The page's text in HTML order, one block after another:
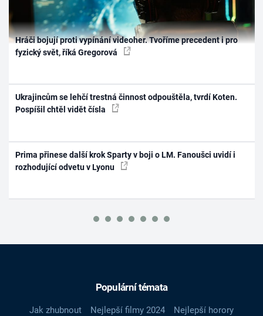
Hráči bojují proti vypínání videoher. Tvoříme precedent i pro
fyzický svět, říká Gregorová
Ukrajincům se lehčí trestná činnost odpouštěla, tvrdí Koten.
Pospíšil chtěl vidět čísla
Prima přinese další krok Sparty v boji o LM. Fanoušci uvidí i
rozhodující odvetu v Lyonu
Populární témata
Jak zhubnout Nejlepší filmy 2024
Nejlepší horory